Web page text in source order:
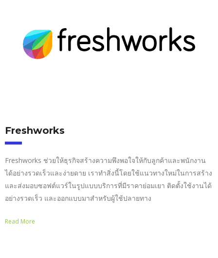
Freshworks
Freshworks ช่วยให้ธุรกิจสร้างความพึงพอใจให้กับลูกค้าและพนักงาน
ได้อย่างรวดเร็วและง่ายดาย เราทำสิ่งนี้โดยใช้แนวทางใหม่ในการสร้าง
และส่งมอบซอฟต์แวร์ในรูปแบบบริการที่มีราคาย่อมเยา ติดตั้งใช้งานได้
อย่างรวดเร็ว และออกแบบมาสำหรับผู้ใช้ปลายทาง
Read More